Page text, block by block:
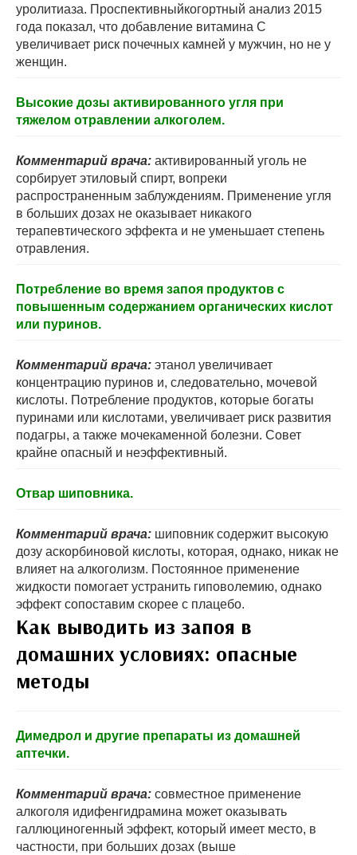
уролитиаза. Проспективныйкогортный анализ 2015
года показал, что добавление витамина С
увеличивает риск почечных камней у мужчин, но не у
женщин.
Высокие дозы активированного угля при
тяжелом отравлении алкоголем.
Комментарий врача: активированный уголь не
сорбирует этиловый спирт, вопреки
распространенным заблуждениям. Применение угля
в больших дозах не оказывает никакого
терапевтического эффекта и не уменьшает степень
отравления.
Потребление во время запоя продуктов с
повышенным содержанием органических кислот
или пуринов.
Комментарий врача: этанол увеличивает
концентрацию пуринов и, следовательно, мочевой
кислоты. Потребление продуктов, которые богаты
пуринами или кислотами, увеличивает риск развития
подагры, а также мочекаменной болезни. Совет
крайне опасный и неэффективный.
Отвар шиповника.
Комментарий врача: шиповник содержит высокую
дозу аскорбиновой кислоты, которая, однако, никак не
влияет на алкоголизм. Постоянное применение
жидкости помогает устранить гиповолемию, однако
эффект сопоставим скорее с плацебо.
Как выводить из запоя в
домашних условиях: опасные
методы
Димедрол и другие препараты из домашней
аптечки.
Комментарий врача: совместное применение
алкоголя идифенгидрамина может оказывать
галлюциногенный эффект, который имеет место, в
частности, при больших дозах (выше